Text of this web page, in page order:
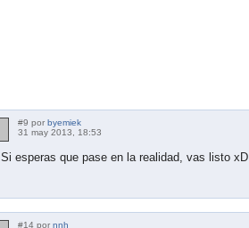
#9 por byemiek
31 may 2013, 18:53
Si esperas que pase en la realidad, vas listo xD
#14 por nnh